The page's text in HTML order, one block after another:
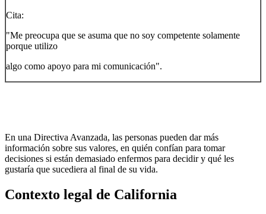
Cita:
"Me preocupa que se asuma que no soy competente solamente
porque utilizo
algo como apoyo para mi comunicación".
En una Directiva Avanzada, las personas pueden dar más
información sobre sus valores, en quién confían para tomar
decisiones si están demasiado enfermos para decidir y qué les
gustaría que sucediera al final de su vida.
Contexto legal de California